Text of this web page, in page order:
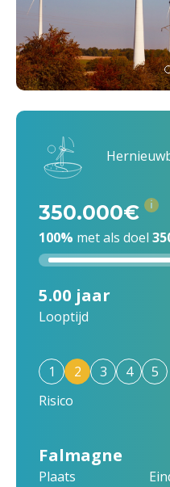
350.000€ i
100% met als doel
5.00 jaar
Looptijd
1 2 3 4
5
Risico
Falmagne
Plaats